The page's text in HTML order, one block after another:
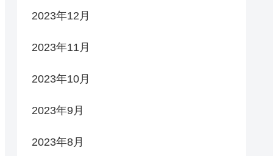
2023年12月
2023年11月
2023年10月
2023年9月
2023年8月